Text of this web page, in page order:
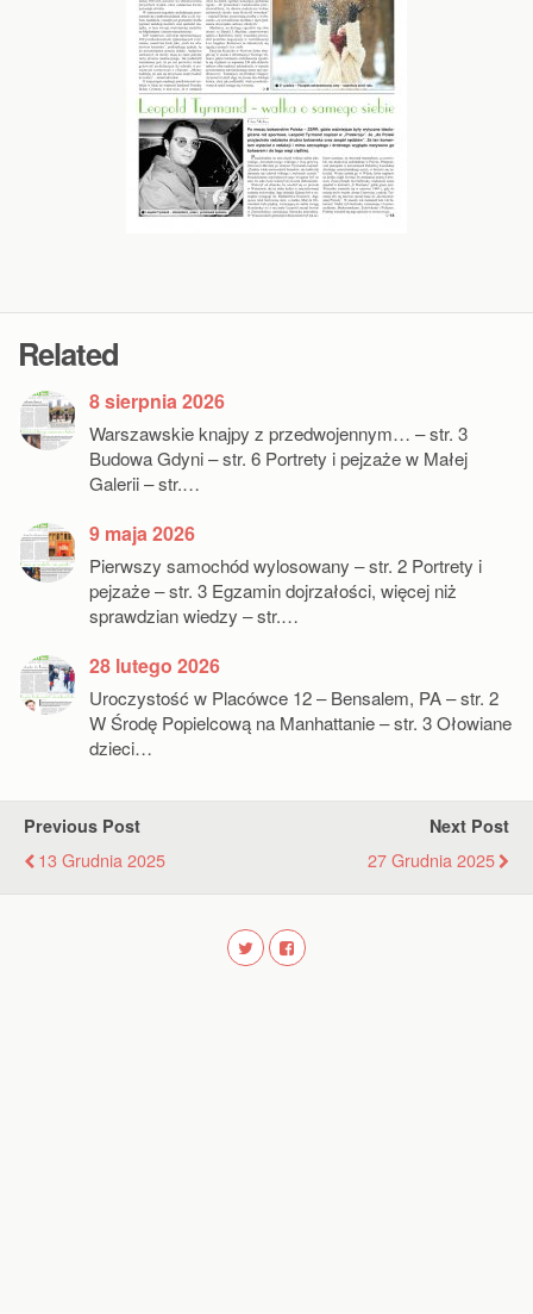
Related
8 sierpnia 2026
Warszawskie knajpy z przedwojennym… – str. 3
Budowa Gdyni – str. 6 Portrety i pejzaże w Małej
Galerii – str.…
9 maja 2026
Pierwszy samochód wylosowany – str. 2 Portrety i
pejzaże – str. 3 Egzamin dojrzałości, więcej niż
sprawdzian wiedzy – str.…
28 lutego 2026
Uroczystość w Placówce 12 – Bensalem, PA – str. 2
W Środę Popielcową na Manhattanie – str. 3 Ołowiane
dzieci…
Previous Post
13 Grudnia 2025
Next Post
27 Grudnia 2025